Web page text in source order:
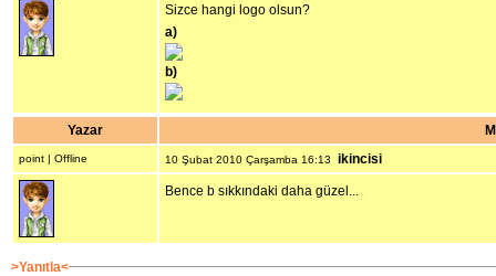
Sizce hangi logo olsun?
a)
b)
Yazar
point | Offline 10 Şubat 2010 Çarşamba 16:13 ikincisi
Bence b sıkkındaki daha güzel...
>Yanıtla<